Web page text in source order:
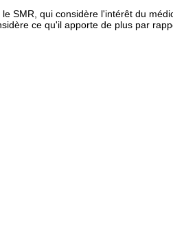
SMR, qui considère l'intérêt du
ce qu'il apporte de plus par